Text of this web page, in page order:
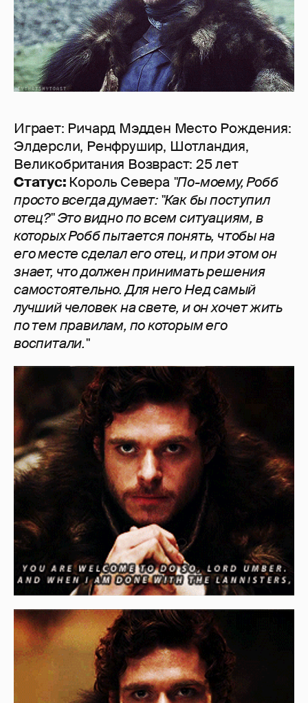
Играет: Ричард Мэдден Место Рождения:
Элдерсли, Ренфрушир, Шотландия,
Великобритания Возвраст: 25 лет
Статус: Король Севера "По-моему, Робб
просто всегда думает: "Как бы поступил
отец?" Это видно по всем ситуациям, в
которых Робб пытается понять, чтобы на
его месте сделал его отец, и при этом он
знает, что должен принимать решения
самостоятельно. Для него Нед самый
лучший человек на свете, и он хочет жить
по тем правилам, по которым его
воспитали."